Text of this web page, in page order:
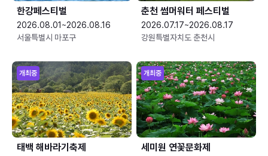
한강페스티벌
2026.08.01~2026.08.16
서울특별시 마포구
춘천 썸머워터 페스티벌
2026.07.17~2026.08.17
강원특별자치도 춘천시
개최중
태백 해바라기축제
개최중
세미원 연꽃문화제